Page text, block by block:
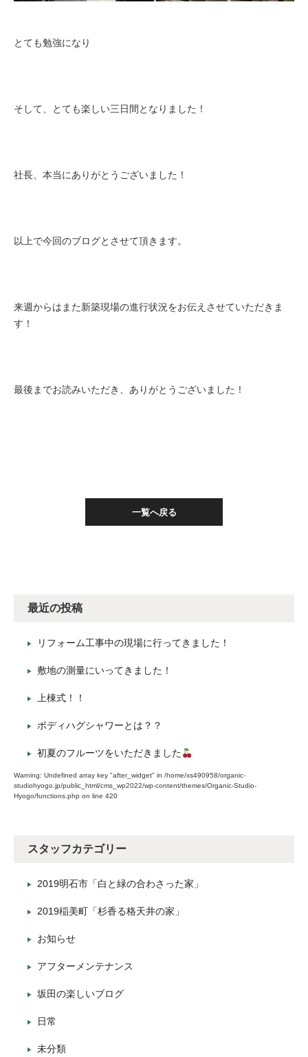
とても勉強になり
そして、とても楽しい三日間となりました！
社長、本当にありがとうございました！
以上で今回のブログとさせて頂きます。
来週からはまた新築現場の進行状況をお伝えさせていただきま
す！
最後までお読みいただき、ありがとうございました！
一覧へ戻る
最近の投稿
リフォーム工事中の現場に行ってきました！
敷地の測量にいってきました！
上棟式！！
ボディハグシャワーとは？？
初夏のフルーツをいただきました
Warning: Undefined array key "after_widget" in /home/xs490958/organic-
studiohyogo.jp/public_html/cms_wp2022/wp-content/themes/Organic-Studio-
Hyogo/functions.php on line 420
スタッフカテゴリー
2019明石市「白と緑の合わさった家」
2019稲美町「杉香る格天井の家」
お知らせ
アフターメンテナンス
坂田の楽しいブログ
日常
未分類